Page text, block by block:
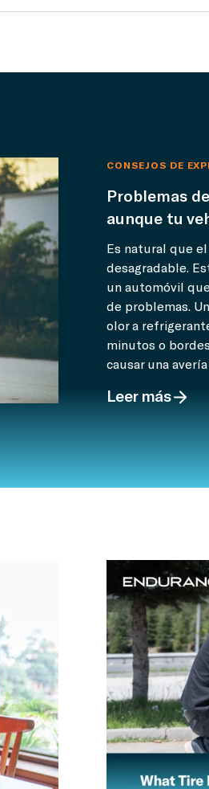
CONSEJOS DE
Problemas
aunque tu
Es natural que
desagradable.
un automóvil
de problemas.
olor a
minutos o
causar una
Leer más